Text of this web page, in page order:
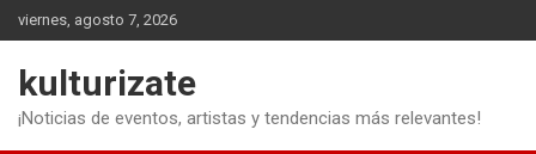
Saltar
al
viernes, agosto 7, 2026
kulturizate
¡Noticias de eventos, artistas y tendencias más relevantes!